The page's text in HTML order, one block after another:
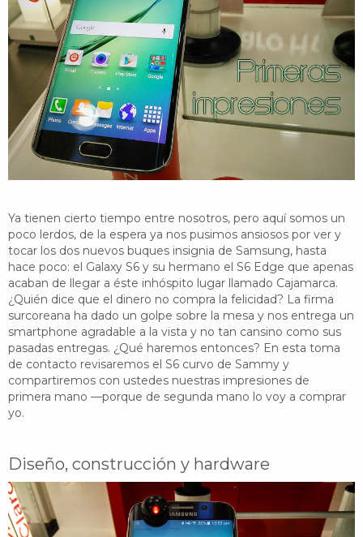
Ya tienen cierto tiempo entre nosotros, pero aquí somos un
poco lerdos, de la espera ya nos pusimos ansiosos por ver y
tocar los dos nuevos buques insignia de Samsung, hasta
hace poco: el Galaxy S6 y su hermano el S6 Edge que apenas
acaban de llegar a éste inhóspito lugar llamado Cajamarca.
¿Quién dice que el dinero no compra la felicidad? La firma
surcoreana ha dado un golpe sobre la mesa y nos entrega un
smartphone agradable a la vista y no tan cansino como sus
pasadas entregas. ¿Qué haremos entonces? En esta toma
de contacto revisaremos el S6 curvo de Sammy y
compartiremos con ustedes nuestras impresiones de
primera mano —porque de segunda mano lo voy a comprar
yo.
Diseño, construcción y hardware
YouTube
Twitter
Foro